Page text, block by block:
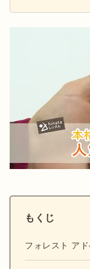
もくじ
フォレスト ア